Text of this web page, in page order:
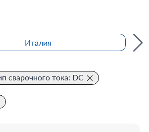
Италия
сварочного тока: DC